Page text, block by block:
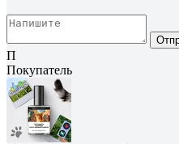
П
Покупатель